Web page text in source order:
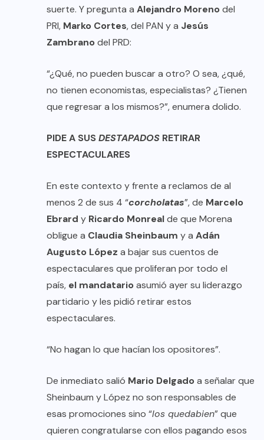
suerte. Y pregunta a Alejandro Morenodel
PRI, Marko Cortes, del PAN y a Jesús
Zambranodel PRD:
“¿Qué, no pueden buscar a otro? O sea, ¿qué,
no tienen economistas, especialistas? ¿Tienen
que regresar a los mismos?”, enumera dolido.
PIDE A SUSDESTAPADOS RETIRAR
ESPECTACULARES
En este contexto y frente a reclamos de al
menos 2 de sus 4 “corcholatas”, de Marcelo
Ebrard y Ricardo Monrealde que Morena
obligue a Claudia Sheinbaum y a Adán
Augusto López a bajar sus cuentos de
espectaculares que proliferan por todo el
país, el mandatarioasumió ayer su liderazgo
partidario y les pidió retirar estos
espectaculares.
“No hagan lo que hacían los opositores”.
De inmediato salió Mario Delgadoa señalar que
Sheinbaum y López no son responsables de
esas promociones sino “los quedabien” que
quieren congratularse con ellos pagando esos